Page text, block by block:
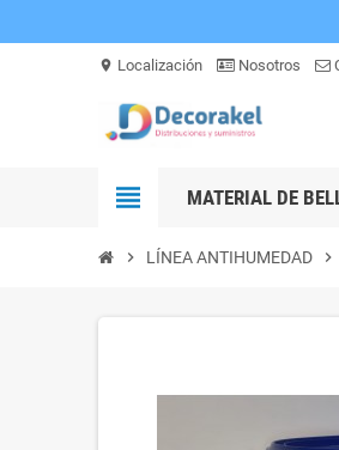
location_on Localización Nosotros
view_headline MATERIAL DE
chevron_right LÍNEA ANTIHUMEDAD chevron_right